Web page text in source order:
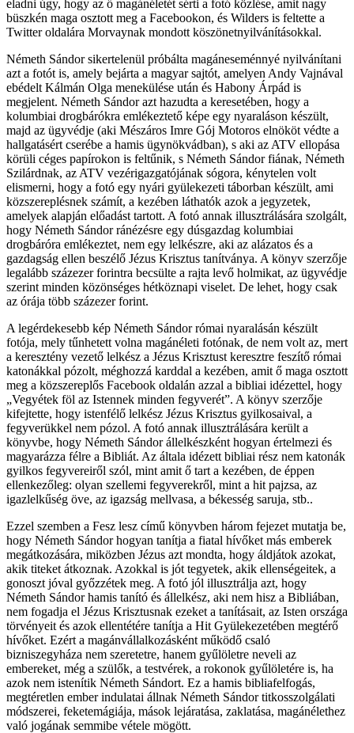
eladni úgy, hogy az ő magánéletét sérti a fotó közlése, amit nagy
büszkén maga osztott meg a Facebookon, és Wilders is feltette a
Twitter oldalára Morvaynak mondott köszönetnyilvánításokkal.
Németh Sándor sikertelenül próbálta magáneseménnyé nyilvánítani
azt a fotót is, amely bejárta a magyar sajtót, amelyen Andy Vajnával
ebédelt Kálmán Olga menekülése után és Habony Árpád is
megjelent. Németh Sándor azt hazudta a keresetében, hogy a
kolumbiai drogbárókra emlékeztető képe egy nyaraláson készült,
majd az ügyvédje (aki Mészáros Imre Gój Motoros elnököt védte a
hallgatásért cserébe a hamis ügynökvádban), s aki az ATV ellopása
körüli céges papírokon is feltűnik, s Németh Sándor fiának, Németh
Szilárdnak, az ATV vezérigazgatójának sógora, kénytelen volt
elismerni, hogy a fotó egy nyári gyülekezeti táborban készült, ami
közszereplésnek számít, a kezében láthatók azok a jegyzetek,
amelyek alapján előadást tartott. A fotó annak illusztrálására szolgált,
hogy Németh Sándor ránézésre egy dúsgazdag kolumbiai
drogbáróra emlékeztet, nem egy lelkészre, aki az alázatos és a
gazdagság ellen beszélő Jézus Krisztus tanítványa. A könyv szerzője
legalább százezer forintra becsülte a rajta levő holmikat, az ügyvédje
szerint minden közönséges hétköznapi viselet. De lehet, hogy csak
az órája több százezer forint.
A legérdekesebb kép Németh Sándor római nyaralásán készült
fotója, mely tűnhetett volna magánéleti fotónak, de nem volt az, mert
a keresztény vezető lelkész a Jézus Krisztust keresztre feszítő római
katonákkal pózolt, méghozzá karddal a kezében, amit ő maga osztott
meg a közszereplős Facebook oldalán azzal a bibliai idézettel, hogy
„Vegyétek föl az Istennek minden fegyverét”. A könyv szerzője
kifejtette, hogy istenfélő lelkész Jézus Krisztus gyilkosaival, a
fegyverükkel nem pózol. A fotó annak illusztrálására került a
könyvbe, hogy Németh Sándor állelkészként hogyan értelmezi és
magyarázza félre a Bibliát. Az általa idézett bibliai rész nem katonák
gyilkos fegyvereiről szól, mint amit ő tart a kezében, de éppen
ellenkezőleg: olyan szellemi fegyverekről, mint a hit pajzsa, az
igazlelkűség öve, az igazság mellvasa, a békesség saruja, stb..
Ezzel szemben a Fesz lesz című könyvben három fejezet mutatja be,
hogy Németh Sándor hogyan tanítja a fiatal hívőket más emberek
megátkozására, miközben Jézus azt mondta, hogy áldjátok azokat,
akik titeket átkoznak. Azokkal is jót tegyetek, akik ellenségeitek, a
gonoszt jóval győzzétek meg. A fotó jól illusztrálja azt, hogy
Németh Sándor hamis tanító és állelkész, aki nem hisz a Bibliában,
nem fogadja el Jézus Krisztusnak ezeket a tanításait, az Isten országa
törvényeit és azok ellentétére tanítja a Hit Gyülekezetében megtérő
hívőket. Ezért a magánvállalkozásként működő csaló
bizniszegyháza nem szeretetre, hanem gyűlöletre neveli az
embereket, még a szülők, a testvérek, a rokonok gyűlöletére is, ha
azok nem istenítik Németh Sándort. Ez a hamis bibliafelfogás,
megtéretlen ember indulatai állnak Németh Sándor titkosszolgálati
módszerei, feketemágiája, mások lejáratása, zaklatása, magánélethez
való jogának semmibe vétele mögött.